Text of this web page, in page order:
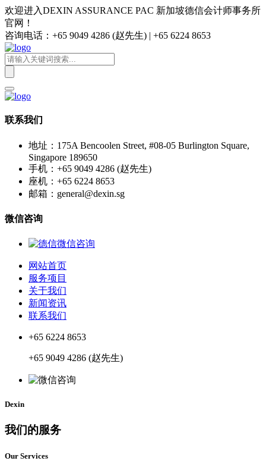
欢迎进入DEXIN ASSURANCE PAC 新加坡德信会计师事务所
官网！
咨询电话：+65 9049 4286 (赵先生) | +65 6224 8653
联系我们
地址：175A Bencoolen Street, #08-05 Burlington Square,
Singapore 189650
手机：+65 9049 4286 (赵先生)
座机：+65 6224 8653
邮箱：general@dexin.sg
微信咨询
网站首页
服务项目
关于我们
新闻资讯
联系我们
+65 6224 8653
+65 9049 4286 (赵先生)
Dexin
我们的服务
Our Services